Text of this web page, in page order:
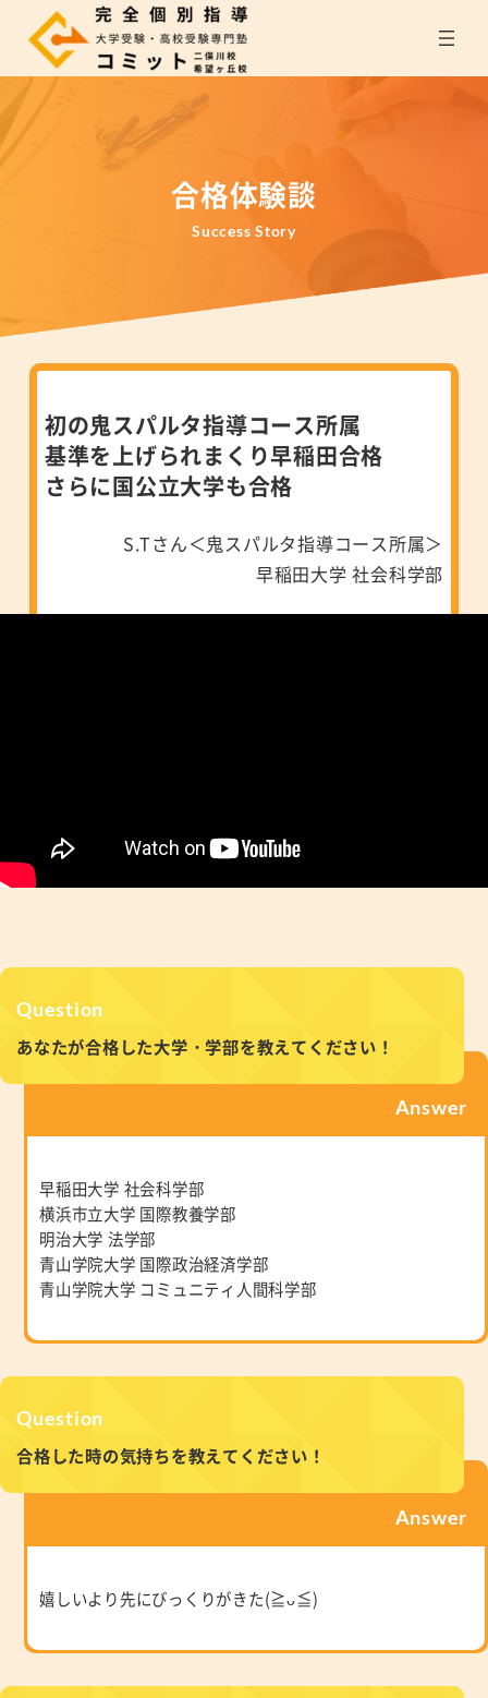
キ
合格体験談
Success Story
初の鬼スパルタ指導コース所属
基準を上げられまくり早稲田合格
さらに国公立大学も合格
S.Tさん＜鬼スパルタ指導コース所属＞
早稲田大学 社会科学部
Question
あなたが合格した大学・学部を教えてください！
Answer
早稲田大学 社会科学部
横浜市立大学 国際教養学部
明治大学 法学部
青山学院大学 国際政治経済学部
青山学院大学 コミュニティ人間科学部
Question
合格した時の気持ちを教えてください！
Answer
嬉しいより先にびっくりがきた(≧ᴗ≦)